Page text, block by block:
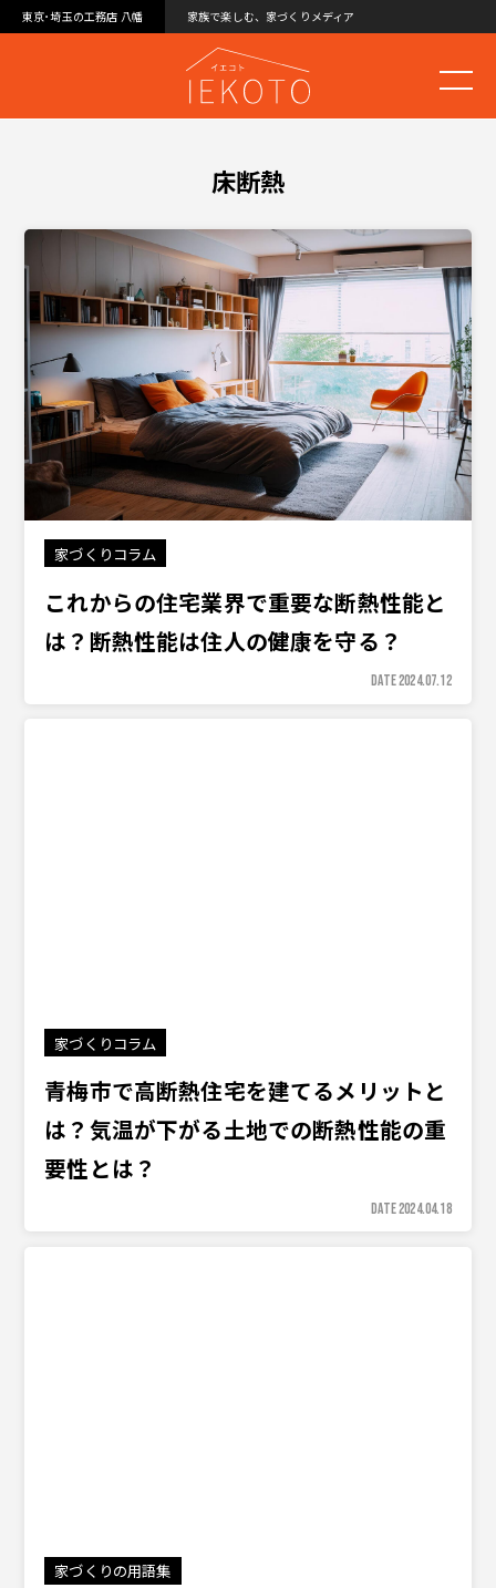
東京･埼玉の工務店 八幡 家族で楽しむ、家づくりメディア
床断熱
家づくりコラム
これからの住宅業界で重要な断熱性能と
は？断熱性能は住人の健康を守る？
DATE 2024.07.12
家づくりコラム
青梅市で高断熱住宅を建てるメリットと
は？気温が下がる土地での断熱性能の重
要性とは？
DATE 2024.04.18
家づくりの用語集